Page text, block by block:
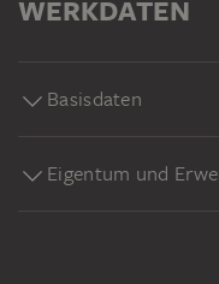
WERKDATEN
Basisdaten
Eigentum und